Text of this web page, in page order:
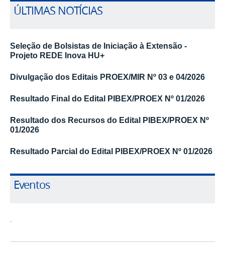
ÚLTIMAS NOTÍCIAS
Seleção de Bolsistas de Iniciação à Extensão -
Projeto REDE Inova HU+
Divulgação dos Editais PROEX/MIR Nº 03 e 04/2026
Resultado Final do Edital PIBEX/PROEX Nº 01/2026
Resultado dos Recursos do Edital PIBEX/PROEX Nº
01/2026
Resultado Parcial do Edital PIBEX/PROEX Nº 01/2026
Eventos
.